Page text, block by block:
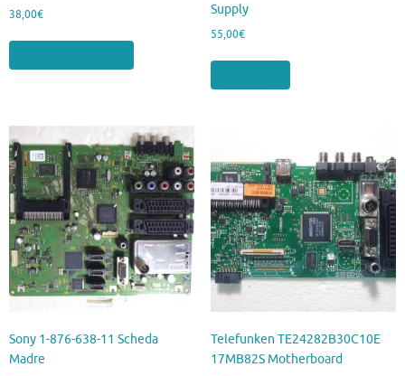
38,00€
Supply
55,00€
Sony 1-876-638-11 Scheda
Madre
Telefunken TE24282B30C10E
17MB82S Motherboard